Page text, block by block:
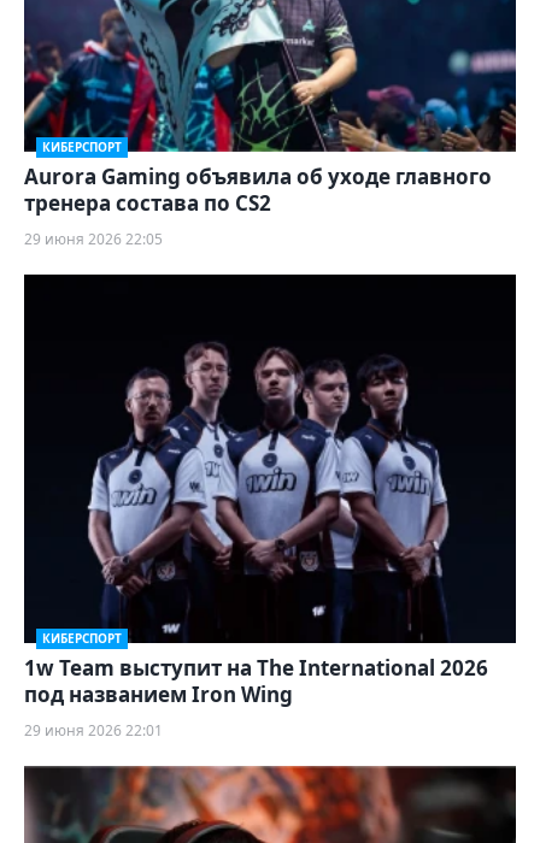
КИБЕРСПОРТ
Aurora Gaming объявила об уходе главного
тренера состава по CS2
29 июня 2026 22:05
КИБЕРСПОРТ
1w Team выступит на The International 2026
под названием Iron Wing
29 июня 2026 22:01